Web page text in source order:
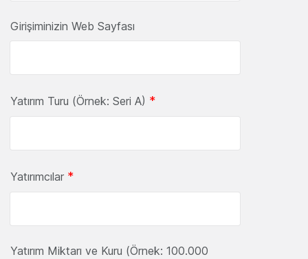
Girişiminizin Web Sayfası
Yatırım Turu (Örnek: Seri A) *
Yatırımcılar *
Yatırım Miktarı ve Kuru (Örnek: 100.000